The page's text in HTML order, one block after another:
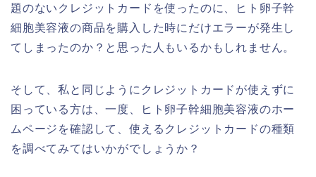
題のないクレジットカードを使ったのに、ヒト卵子幹
細胞美容液の商品を購入した時にだけエラーが発生し
てしまったのか？と思った人もいるかもしれません。
そして、私と同じようにクレジットカードが使えずに
困っている方は、一度、ヒト卵子幹細胞美容液のホー
ムページを確認して、使えるクレジットカードの種類
を調べてみてはいかがでしょうか？